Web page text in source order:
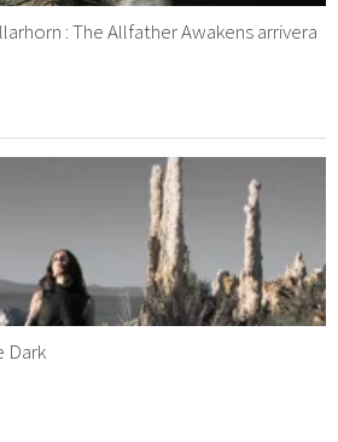
: The Allfather Awakens arrivera
Dark